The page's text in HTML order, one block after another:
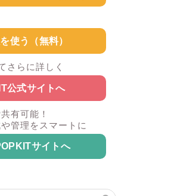
使う（無料）
さらに詳しく
公式サイトへ
有可能！
管理をスマートに
サイトへ